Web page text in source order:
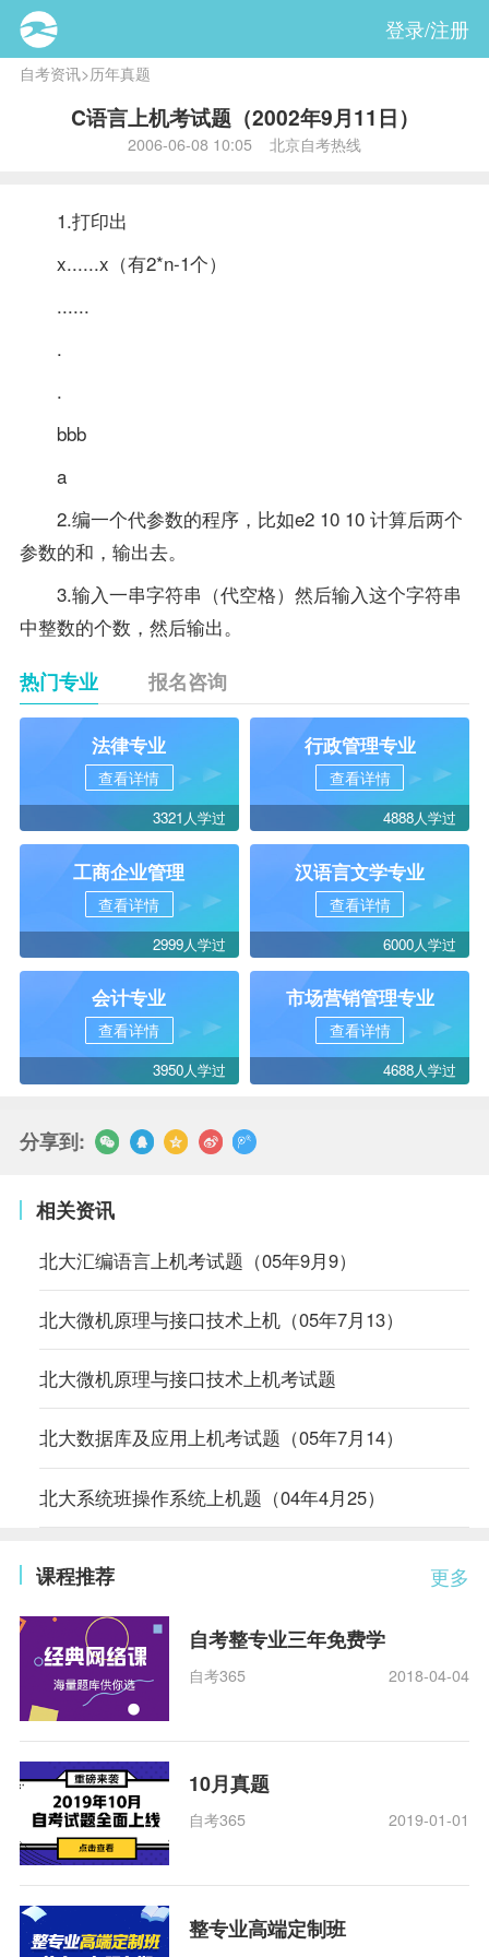
登录/注册
自考资讯>历年真题
C语言上机考试题（2002年9月11日）
2006-06-08 10:05 北京自考热线
1.打印出
x......x（有2*n-1个）
......
.
.
bbb
a
2.编一个代参数的程序，比如e2 10 10 计算后两个
参数的和，输出去。
3.输入一串字符串（代空格）然后输入这个字符串
中整数的个数，然后输出。
热门专业 报名咨询
法律专业
查看详情
3321人学过
行政管理专业
查看详情
4888人学过
工商企业管理
查看详情
2999人学过
汉语言文学专业
查看详情
6000人学过
会计专业
查看详情
3950人学过
市场营销管理专业
查看详情
4688人学过
分享到:
相关资讯
北大汇编语言上机考试题（05年9月9）
北大微机原理与接口技术上机（05年7月13）
北大微机原理与接口技术上机考试题
北大数据库及应用上机考试题（05年7月14）
北大系统班操作系统上机题（04年4月25）
更多
课程推荐
自考整专业三年免费学
自考365 2018-04-04
10月真题
自考365 2019-01-01
整专业高端定制班